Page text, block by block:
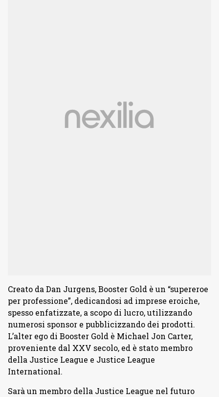
Creato da Dan Jurgens, Booster Gold è un “supereroe
per professione”, dedicandosi ad imprese eroiche,
spesso enfatizzate, a scopo di lucro, utilizzando
numerosi sponsor e pubblicizzando dei prodotti.
L’alter ego di Booster Gold è Michael Jon Carter,
proveniente dal XXV secolo, ed è stato membro
della Justice League e Justice League
International.
Sarà un membro della Justice League nel futuro